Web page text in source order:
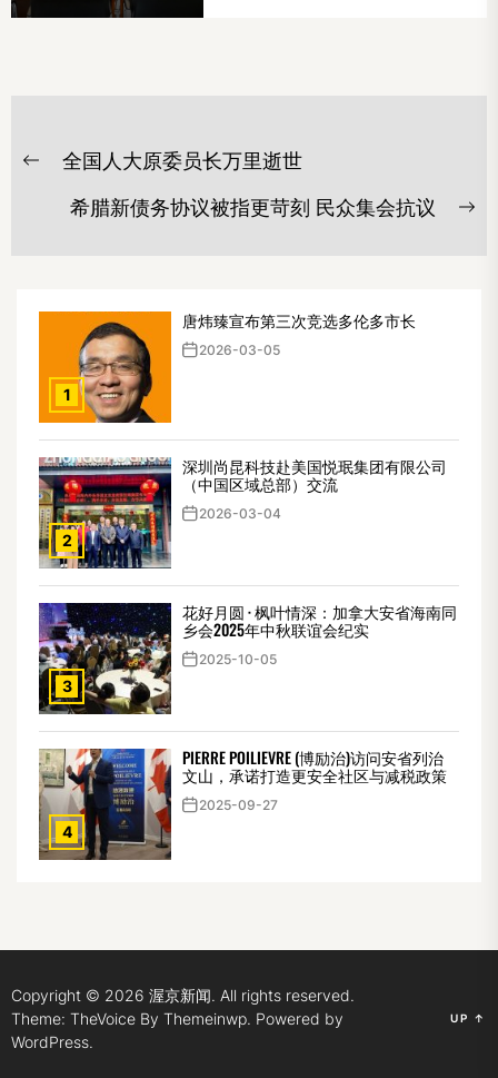
文
章Previous
全国人大原委员长万里逝世
希腊新债务协议被指更苛刻 民众集会抗议
1
唐炜臻宣布第三次竞选多伦多市长
2026-03-05
2
深圳尚昆科技赴美国悦珉集团有限公司
（中国区域总部）交流
2026-03-04
3
花好月圆 · 枫叶情深：加拿大安省海南同
乡会2025年中秋联谊会纪实
2025-10-05
4
PIERRE POILIEVRE (博励治)访问安省列治
文山，承诺打造更安全社区与减税政策
2025-09-27
Copyright © 2026 渥京新闻. All rights reserved.
Theme: TheVoice By Themeinwp. Powered by
WordPress.
UP ↑